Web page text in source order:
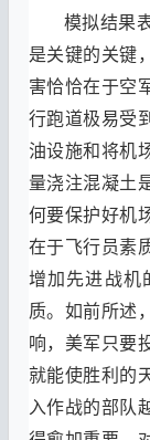
模拟结果
是关键的关键
害恰恰在于空
行跑道极易受
油设施和将机
量浇注混凝土
何要保护好机
在于飞行员素
增加先进战机
质。 如前所述 ，
响 ， 美军只要
就能使胜利的
入作战的部队